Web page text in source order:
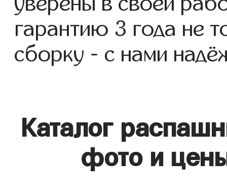
гарантию 3 года не
сборку - с нами
Каталог
фото и